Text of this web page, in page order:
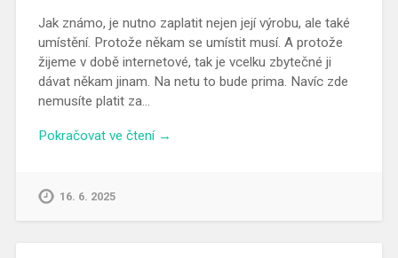
Jak známo, je nutno zaplatit nejen její výrobu, ale také
umístění. Protože někam se umístit musí. A protože
žijeme v době internetové, tak je vcelku zbytečné ji
dávat někam jinam. Na netu to bude prima. Navíc zde
nemusíte platit za…
Pokračovat ve čtení →
16. 6. 2025